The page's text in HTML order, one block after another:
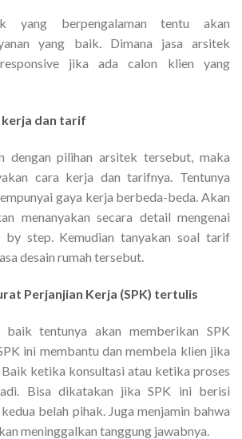
yang berpengalaman tentu akan
yang baik. Dimana jasa arsitek
jika ada calon klien yang
kerja dan tarif
dengan pilihan arsitek tersebut, maka
cara kerja dan tarifnya. Tentunya
gaya kerja berbeda-beda. Akan
menanyakan secara detail mengenai
by step. Kemudian tanyakan soal tarif
desain rumah tersebut.
Perjanjian Kerja (SPK) tertulis
tentunya akan memberikan SPK
ini membantu dan membela klien jika
ketika konsultasi atau ketika proses
Bisa dikatakan jika SPK ini berisi
belah pihak. Juga menjamin bahwa
meninggalkan tanggung jawabnya.